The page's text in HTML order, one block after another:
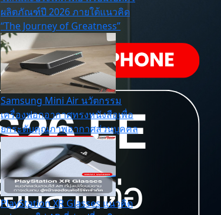
ผลิตภัณฑ์ปี 2026 ภายใต้แนวคิด
“The Journey of Greatness”
Samsung Mini Air นวัตกรรม
เครื่องฟอกอากาศทรงหนังสือเพื่อ
ยกระดับคุณภาพอากาศส่วนบุคคล
PlayStation XR Glasses แนวคิด